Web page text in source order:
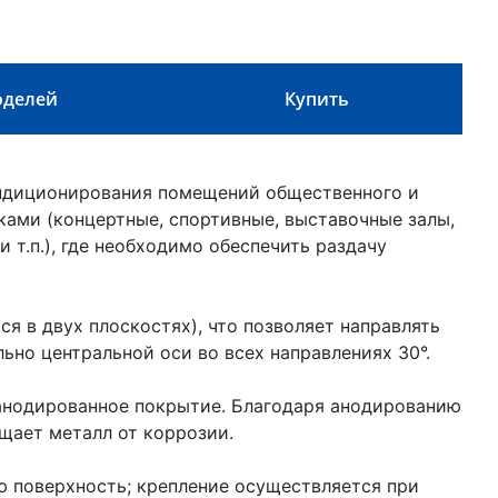
Купить
помещений общественного и
(концертные, спортивные, выставочные залы,
где необходимо обеспечить раздачу
двух плоскостях), что позволяет направлять
центральной оси во всех направлениях 30°.
покрытие. Благодаря анодированию
металл от коррозии.
крепление осуществляется при